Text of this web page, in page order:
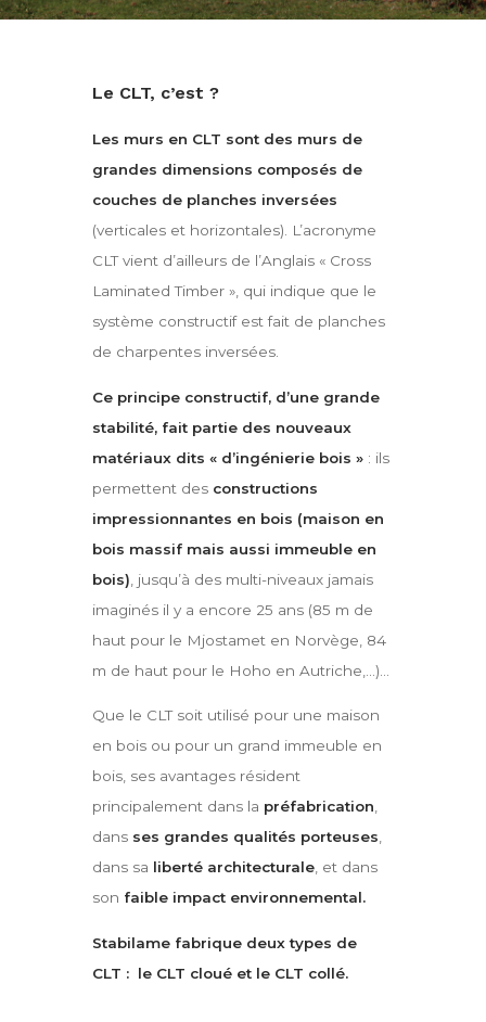
Le CLT, c’est ?
Les murs en CLT sont des murs de
grandes dimensions composés de
couches de planches inversées
(verticales et horizontales). L’acronyme
CLT vient d’ailleurs de l’Anglais « Cross
Laminated Timber », qui indique que le
système constructif est fait de planches
de charpentes inversées.
Ce principe constructif, d’une grande
stabilité, fait partie des nouveaux
matériaux dits « d’ingénierie bois »: ils
permettent des constructions
impressionnantes en bois (maison en
bois massif mais aussi immeuble en
bois) , jusqu’à des multi-niveaux jamais
imaginés il y a encore 25 ans (85 m de
haut pour le Mjostamet en Norvège, 84
m de haut pour le Hoho en Autriche,…)…
Que le CLT soit utilisé pour une maison
en bois ou pour un grand immeuble en
bois, ses avantages résident
principalement dans la préfabrication
dans ses grandes qualités porteuses
dans sa liberté architecturale, et dans
son faible impact environnemental.
Stabilame fabrique deux types de
CLT : le CLT cloué et le CLT collé.